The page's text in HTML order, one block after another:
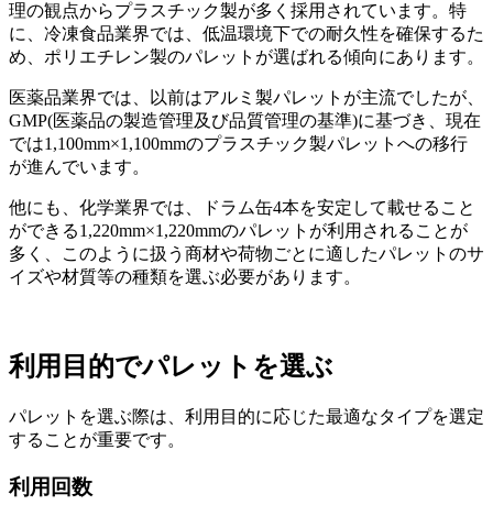
理の観点からプラスチック製が多く採用されています。特
に、冷凍食品業界では、低温環境下での耐久性を確保するた
め、ポリエチレン製のパレットが選ばれる傾向にあります。
医薬品業界では、以前はアルミ製パレットが主流でしたが、
GMP(医薬品の製造管理及び品質管理の基準)に基づき、現在
では1,100mm×1,100mmのプラスチック製パレットへの移行
が進んでいます。
他にも、化学業界では、ドラム缶4本を安定して載せること
ができる1,220mm×1,220mmのパレットが利用されることが
多く、このように扱う商材や荷物ごとに適したパレットのサ
イズや材質等の種類を選ぶ必要があります。
利用目的でパレットを選ぶ
パレットを選ぶ際は、利用目的に応じた最適なタイプを選定
することが重要です。
利用回数